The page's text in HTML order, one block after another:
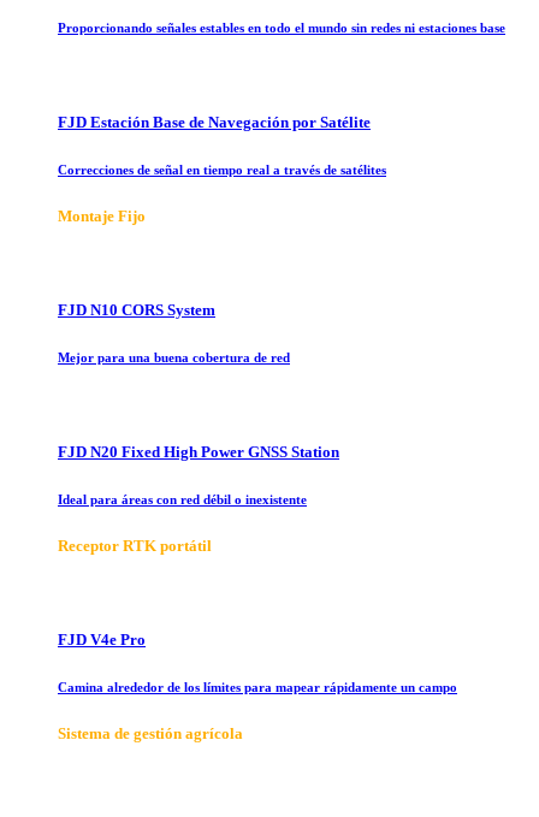
Proporcionando señales estables en todo el mundo sin redes ni estaciones base
FJD Estación Base de Navegación por Satélite
Correcciones de señal en tiempo real a través de satélites
Montaje Fijo
FJD N10 CORS System
Mejor para una buena cobertura de red
FJD N20 Fixed High Power GNSS Station
Ideal para áreas con red débil o inexistente
Receptor RTK portátil
FJD V4e Pro
Camina alrededor de los límites para mapear rápidamente un campo
Sistema de gestión agrícola